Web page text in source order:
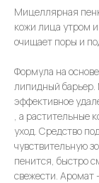
Мицеллярная
кожи лица утром
очищает поры и
Формула на
липидный барьер.
эффективное
, а растительные
уход. Средство
чувствительную
пенится, быстро
свежести.